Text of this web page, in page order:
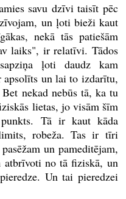
savu dzīvi taisīt pēc
un ļoti bieži kaut
nekā tās patiešām
laiks", ir relatīvi. Tādos
ļoti daudz kam
apsolīts un lai to izdarītu,
nekad nebūs tā, ka tu
lietas, jo visām šīm
Tā ir kaut kāda
robeža. Tas ir tīri
un pameditējam,
atbrīvoti no tā fiziskā, un
Un tai pieredzei